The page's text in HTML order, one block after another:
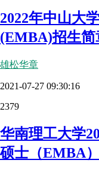
2022年中山大
(EMBA)招生简
雄松华章
2021-07-27 09:30:16
2379
华南理工大学
硕士（EMBA